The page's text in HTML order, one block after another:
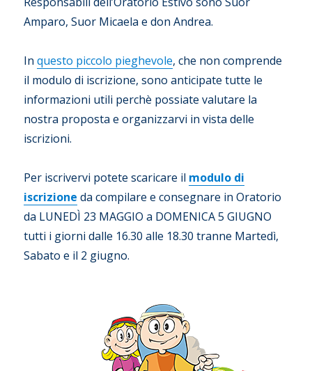
Amparo, Suor Micaela e don Andrea.
Inquesto piccolo pieghevole, che non comprende
il modulo di iscrizione, sono anticipate tutte le
informazioni utili perchè possiate valutare la
nostra proposta e organizzarvi in vista delle
iscrizioni.
Per iscrivervi potete scaricare il modulo di
iscrizione da compilare e consegnare in Oratorio
da LUNEDÌ 23 MAGGIO a DOMENICA 5 GIUGNO
tutti i giorni dalle 16.30 alle 18.30 tranne Martedì,
Sabato e il 2 giugno.